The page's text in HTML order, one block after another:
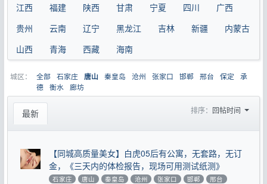
江西
福建 陕西 甘肃 宁夏 四川
广西
贵州
云南 辽宁 黑龙江 吉林 新疆
内蒙古
山西
青海 西藏 海南
城区： 全部 石家庄 唐山 秦皇岛 沧州 张家口 邯郸 邢台 保定
承
德 衡水 廊坊
最新 排序： 回帖时间
【同城高质量美女】白虎05后有公寓，无套路，无订
金，《三天内的体检报告，现场可用测试纸测》
石家庄 唐山 秦皇岛 沧州 张家口 邯郸
邢台